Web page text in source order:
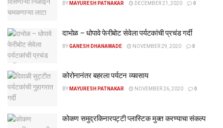
BY MAYURESH PATNAKAR DECEMBER 21, 2020 0
दाभोळ – धोपावे फेरीबोट सेवेला पर्यटकांची प्रचंड गर्दी
BYGANESH DHANAWADE NOVEMBER 29, 2020 0
कोरोनानंतर बहरला पर्यटन व्यवसाय
BY MAYURESH PATNAKAR NOVEMBER 26, 2020 0
कोकण समुद्रकिनारपट्टी प्लास्टिक मुक्त करण्याचा संकल्प